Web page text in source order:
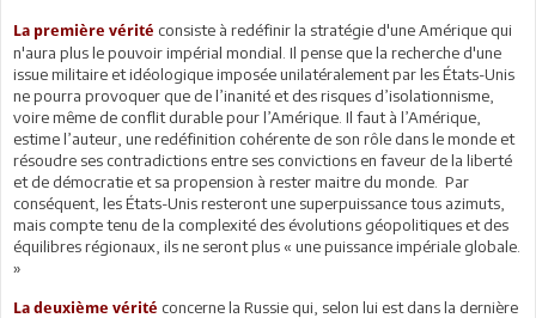
La première vérité consiste à redéfinir la stratégie d'une Amérique qui
n'aura plus le pouvoir impérial mondial. Il pense que la recherche d'une
issue militaire et idéologique imposée unilatéralement par les États-Unis
ne pourra provoquer que de l’inanité et des risques d’isolationnisme,
voire même de conflit durable pour l’Amérique. Il faut à l’Amérique,
estime l’auteur, une redéfinition cohérente de son rôle dans le monde et
résoudre ses contradictions entre ses convictions en faveur de la liberté
et de démocratie et sa propension à rester maitre du monde. Par
conséquent, les États-Unis resteront une superpuissance tous azimuts,
mais compte tenu de la complexité des évolutions géopolitiques et des
équilibres régionaux, ils ne seront plus « une puissance impériale globale.
»
La deuxième vérité concerne la Russie qui, selon lui est dans la dernière